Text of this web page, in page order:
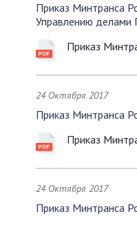
Приказ Минтранса
Управлению делами
Приказ
24 Октября 2017
Приказ Минтранса
Приказ
24 Октября 2017
Приказ Минтранса